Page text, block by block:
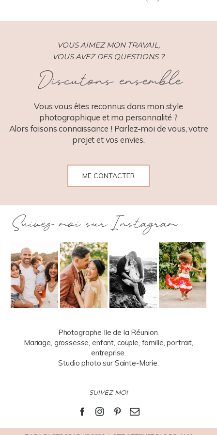
VOUS AIMEZ MON TRAVAIL,
VOUS AVEZ DES QUESTIONS ?
Discutons ensemble
Vous vous êtes reconnus dans mon style
photographique et ma personnalité ?
Alors faisons connaissance ! Parlez-moi de vous, votre
projet et vos envies.
ME CONTACTER
Suivez moi sur Instagram
Photographe Ile de la Réunion.
Mariage, grossesse, enfant, couple, famille, portrait,
entreprise.
Studio photo sur Sainte-Marie.
SUIVEZ-MOI